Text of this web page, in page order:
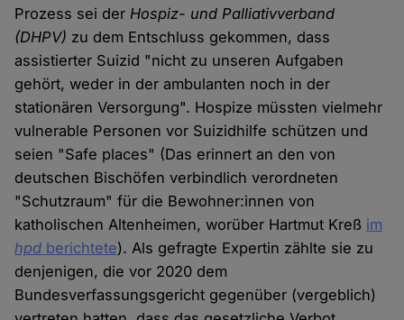
Prozess sei der Hospiz- und Palliativverband
(DHPV) zu dem Entschluss gekommen, dass
assistierter Suizid "nicht zu unseren Aufgaben
gehört, weder in der ambulanten noch in der
stationären Versorgung". Hospize müssten vielmehr
vulnerable Personen vor Suizidhilfe schützen und
seien "Safe places" (Das erinnert an den von
deutschen Bischöfen verbindlich verordneten
"Schutzraum" für die Bewohner:innen von
katholischen Altenheimen, worüber Hartmut Kreß im
hpd berichtete). Als gefragte Expertin zählte sie zu
denjenigen, die vor 2020 dem
Bundesverfassungsgericht gegenüber (vergeblich)